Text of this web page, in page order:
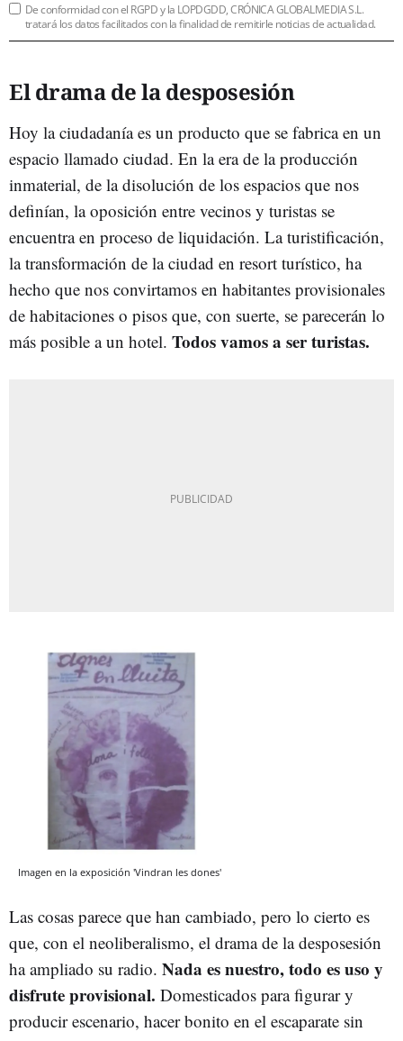
De conformidad con el RGPD y la LOPDGDD, CRÓNICA GLOBALMEDIA S.L.
tratará los datos facilitados con la finalidad de remitirle noticias de actualidad.
El drama de la desposesión
Hoy la ciudadanía es un producto que se fabrica en un
espacio llamado ciudad. En la era de la producción
inmaterial, de la disolución de los espacios que nos
definían, la oposición entre vecinos y turistas se
encuentra en proceso de liquidación. La turistificación,
la transformación de la ciudad en resort turístico, ha
hecho que nos convirtamos en habitantes provisionales
de habitaciones o pisos que, con suerte, se parecerán lo
más posible a un hotel. Todos vamos a ser turistas.
Imagen en la exposición 'Vindran les dones'
Las cosas parece que han cambiado, pero lo cierto es
que, con el neoliberalismo, el drama de la desposesión
ha ampliado su radio. Nada esnuestro, todo es uso y
disfrute provisional. Domesticados para figurar y
producir escenario, hacer bonito en el escaparate sin